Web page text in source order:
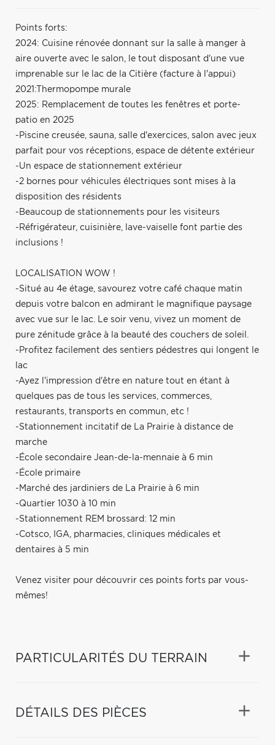
Points forts:
2024: Cuisine rénovée donnant sur la salle à manger à
aire ouverte avec le salon, le tout disposant d'une vue
imprenable sur le lac de la Citière (facture à l'appui)
2021:Thermopompe murale
2025: Remplacement de toutes les fenêtres et porte-
patio en 2025
-Piscine creusée, sauna, salle d'exercices, salon avec jeux
parfait pour vos réceptions, espace de détente extérieur
-Un espace de stationnement extérieur
-2 bornes pour véhicules électriques sont mises à la
disposition des résidents
-Beaucoup de stationnements pour les visiteurs
-Réfrigérateur, cuisinière, lave-vaiselle font partie des
inclusions !
LOCALISATION WOW !
-Situé au 4e étage, savourez votre café chaque matin
depuis votre balcon en admirant le magnifique paysage
avec vue sur le lac. Le soir venu, vivez un moment de
pure zénitude grâce à la beauté des couchers de soleil.
-Profitez facilement des sentiers pédestres qui longent le
lac
-Ayez l'impression d'être en nature tout en étant à
quelques pas de tous les services, commerces,
restaurants, transports en commun, etc !
-Stationnement incitatif de La Prairie à distance de
marche
-École secondaire Jean-de-la-mennaie à 6 min
-École primaire
-Marché des jardiniers de La Prairie à 6 min
-Quartier 1030 à 10 min
-Stationnement REM brossard: 12 min
-Cotsco, IGA, pharmacies, cliniques médicales et
dentaires à 5 min
Venez visiter pour découvrir ces points forts par vous-
mêmes!
PARTICULARITÉS DU TERRAIN
DÉTAILS DES PIÈCES